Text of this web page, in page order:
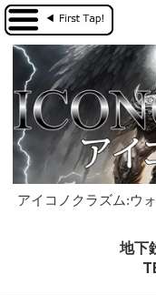
アイコノクラズム:ウ
地下